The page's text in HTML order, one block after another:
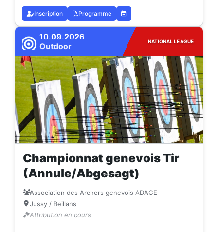
Inscription Programme
10.09.2026
Outdoor
NATIONAL LEAGUE
Championnat genevois Tir
(Annule/Abgesagt)
Association des Archers genevois ADAGE
Jussy / Beillans
Attribution en cours